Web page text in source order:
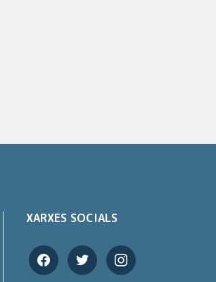
XARXES SOCIALS
facebooktwitter instagram